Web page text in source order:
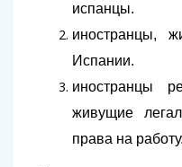
испанцы.
иностранцы,
Испании.
иностранцы
живущие
права на работу.